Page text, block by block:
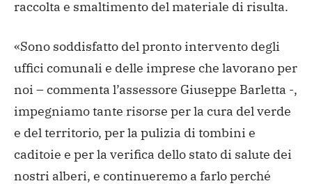
raccolta e smaltimento del materiale di risulta.
«Sono soddisfatto del pronto intervento degli
uffici comunali e delle imprese che lavorano per
noi – commenta l’assessore Giuseppe Barletta -,
impegniamo tante risorse per la cura del verde
e del territorio, per la pulizia di tombini e
caditoie e per la verifica dello stato di salute dei
nostri alberi, e continueremo a farlo perché